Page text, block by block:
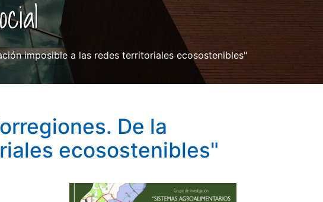
imposible a las redes territoriales ecosostenibles"
De la
ecosostenibles"